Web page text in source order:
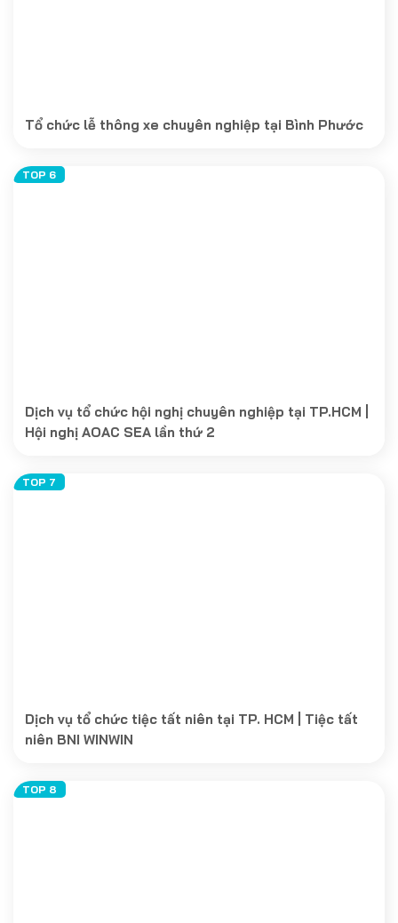
Tổ chức lễ thông xe chuyên nghiệp tại Bình Phước
Dịch vụ tổ chức hội nghị chuyên nghiệp tại TP.HCM |
Hội nghị AOAC SEA lần thứ 2
Dịch vụ tổ chức tiệc tất niên tại TP. HCM | Tiệc tất
niên BNI WINWIN